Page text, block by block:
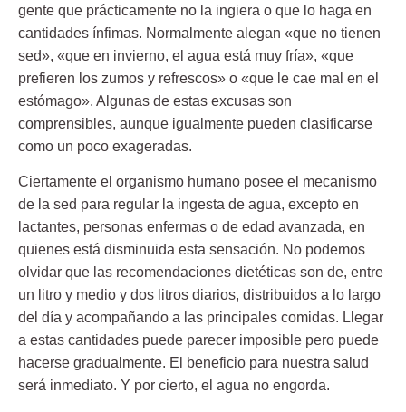
gente que prácticamente no la ingiera o que lo haga en
cantidades ínfimas. Normalmente alegan «que no tienen
sed», «que en invierno, el agua está muy fría», «que
prefieren los zumos y refrescos» o «que le cae mal en el
estómago». Algunas de estas excusas son
comprensibles, aunque igualmente pueden clasificarse
como un poco exageradas.
Ciertamente el organismo humano posee el mecanismo
de la sed para regular la ingesta de agua, excepto en
lactantes, personas enfermas o de edad avanzada, en
quienes está disminuida esta sensación. No podemos
olvidar que las recomendaciones dietéticas son de, entre
un litro y medio y dos litros diarios, distribuidos a lo largo
del día y acompañando a las principales comidas. Llegar
a estas cantidades puede parecer imposible pero puede
hacerse gradualmente. El beneficio para nuestra salud
será inmediato. Y por cierto, el agua no engorda.